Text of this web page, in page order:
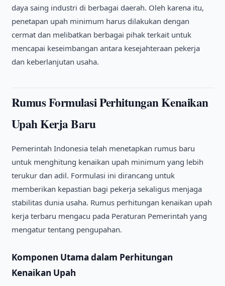
daya saing industri di berbagai daerah. Oleh karena itu,
penetapan upah minimum harus dilakukan dengan
cermat dan melibatkan berbagai pihak terkait untuk
mencapai keseimbangan antara kesejahteraan pekerja
dan keberlanjutan usaha.
Rumus Formulasi Perhitungan Kenaikan
Upah Kerja Baru
Pemerintah Indonesia telah menetapkan rumus baru
untuk menghitung kenaikan upah minimum yang lebih
terukur dan adil. Formulasi ini dirancang untuk
memberikan kepastian bagi pekerja sekaligus menjaga
stabilitas dunia usaha. Rumus perhitungan kenaikan upah
kerja terbaru mengacu pada Peraturan Pemerintah yang
mengatur tentang pengupahan.
Komponen Utama dalam Perhitungan
Kenaikan Upah